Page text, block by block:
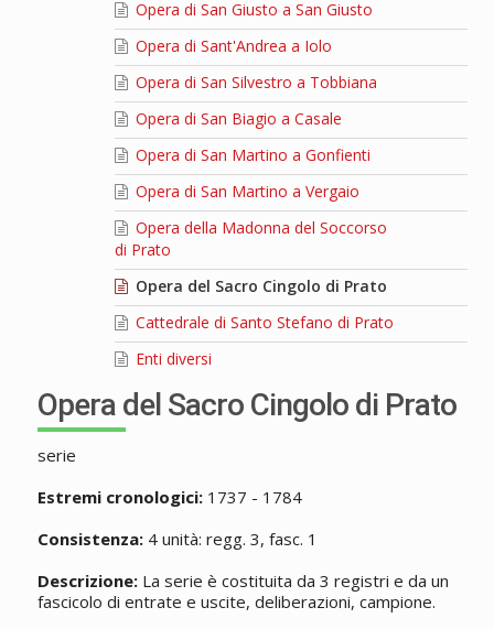
Opera di San Giusto a San Giusto
Opera di Sant'Andrea a Iolo
Opera di San Silvestro a Tobbiana
Opera di San Biagio a Casale
Opera di San Martino a Gonfienti
Opera di San Martino a Vergaio
Opera della Madonna del Soccorso
di Prato
Opera del Sacro Cingolo di Prato
Cattedrale di Santo Stefano di Prato
Enti diversi
Opera del Sacro Cingolo di Prato
serie
Estremi cronologici:1737 - 1784
Consistenza:4 unità: regg. 3, fasc. 1
Descrizione:La serie è costituita da 3 registri e da un
fascicolo di entrate e uscite, deliberazioni, campione.